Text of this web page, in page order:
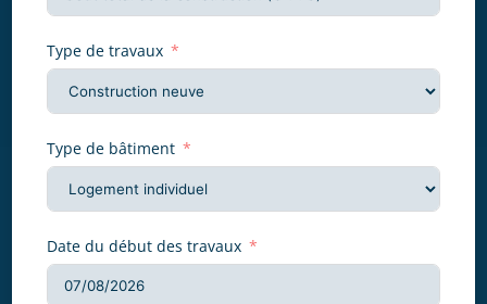
Type de travaux
Type de bâtiment
Date du début des travaux